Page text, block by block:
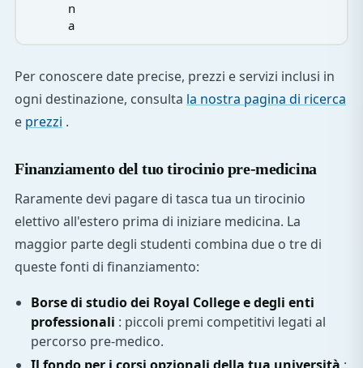
n
a
Per conoscere date precise, prezzi e servizi inclusi in
ogni destinazione, consulta la nostra pagina di ricerca
e prezzi .
Finanziamento del tuo tirocinio pre-medicina
Raramente devi pagare di tasca tua un tirocinio
elettivo all'estero prima di iniziare medicina. La
maggior parte degli studenti combina due o tre di
queste fonti di finanziamento:
Borse di studio dei Royal College e degli enti
professionali : piccoli premi competitivi legati al
percorso pre-medico.